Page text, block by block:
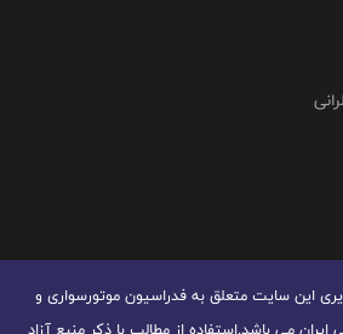
اين سايت متعلق به فدراسیون موتورسواری و